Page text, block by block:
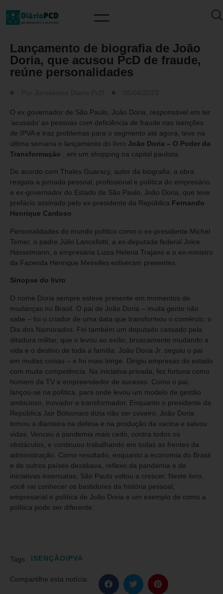
Lançamento de biografia de João
Doria, que acusou PcD de fraude,
reúne personalidades
O ex governador de São Paulo, João Dória, responsável em ter
‘acusado’ as pessoas com deficiência de fraude nas isenções
de IPVA e traz problemas para o segmento até agora, teve na
última semana o lançamento do livro João Doria – O Poder da
Transformação
, em um shopping na capital paulista.
De acordo com Thales Guaracy, autor da biografia, a obra
resgata a jornada pessoal, profissional e política do empresário
e ex-governador do Estado de São Paulo, João Doria, que teve
prefácio assinado pelo ex-presidente da República Fernando
Henrique Cardoso.
Personalidades do mundo político como o ex-presidente Michel
Temer, o padre Júlio Lancellotti, a ex-deputada federal Joice
Hasselmann, a empresária Luiza Helena Trajano e o ex-ministro
da Fazenda Henrique Meirelles estiveram presentes.
Sinopse do livro
O nome Doria sempre esteve presente em momentos de
mudanças no Brasil. O pai de João Doria – muita gente não
sabe – foi o criador de uma data que transformou o comércio: o
Dia dos Namorados. Foi também um deputado cassado pela
ditadura militar, que o levou ao exílio, bruscamente mudando a
vida e o destino de toda a família. João Doria Jr. seguiu o pai
em muitas coisas – e foi mais longe. Dirigiu empresas do estado
com muita competência. Na iniciativa privada, fez fortuna como
homem da TV e empreendedor de sucesso. Como o pai,
lançou-se na política, para onde levou um modelo de gestão
ambicioso, inovador e transformador. Enquanto o presidente da
República Jair Bolsonaro dizia não ser coveiro, João Doria
tomou a dianteira na defesa e na produção da vacina e salvou
vidas. Venceu a pandemia mais cedo, contra todos os
obstáculos, e continuou trabalhando em todas as frentes da
administração. Como resultado, enquanto a economia do Brasil
e de outros países desabava, reflexo da pandemia e de
iniciativas insensatas, São Paulo voltou a crescer. Neste livro,
você vai conhecer os bastidores da história pessoal,
empresarial e política de João Doria e um exemplo de como a
política pode ser diferente.
Tags ISENÇÃOIPVA
Compartilhe esta notícia: